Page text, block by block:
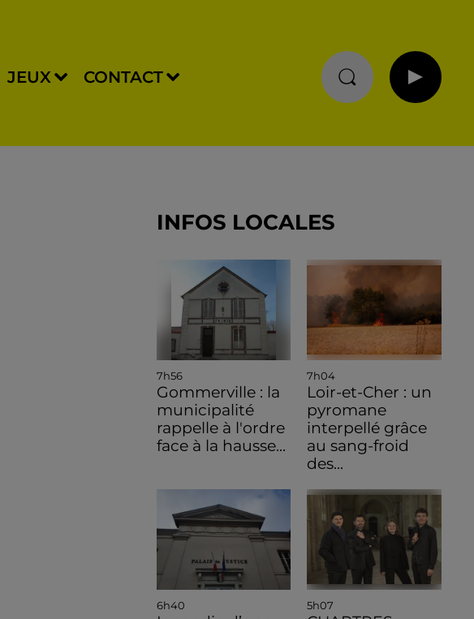
JEUX CONTACT
INFOS LOCALES
7h56
Gommerville : la
municipalité
rappelle à l'ordre
face à la hausse...
7h04
Loir-et-Cher : un
pyromane
interpellé grâce
au sang-froid
des...
6h40 5h07